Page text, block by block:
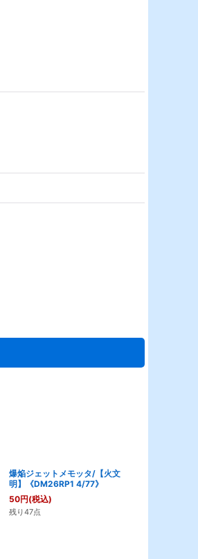
爆焔ジェットメモッタ/【火文
明】《DM26RP1 4/77》
50円(税込)
残り47点